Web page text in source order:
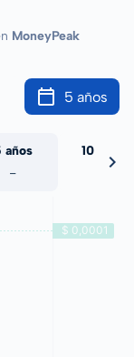
MoneyPeak
5 años
años
-
10 años